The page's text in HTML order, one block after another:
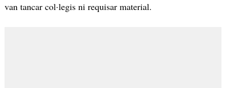
van tancar col·legis ni requisar material.